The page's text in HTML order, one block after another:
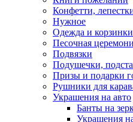
Конфетти,
Нужное
Одежда и
Песочная
Подвязки
Подушечки,
Призы и подарки
Рушники для
Украшения на авто
Банты на
Украшения